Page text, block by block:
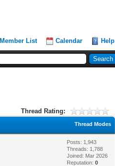
Member List Calendar Help
Thread Rating:
Thread Modes
Posts: 1,943
Threads: 1,788
Joined: Mar 2026
Reputation:0